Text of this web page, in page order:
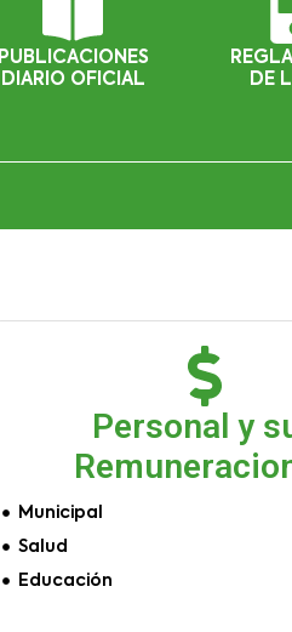
PUBLICACIONES
DIARIO OFICIAL
DE
Personal y
Municipal
Salud
Educación